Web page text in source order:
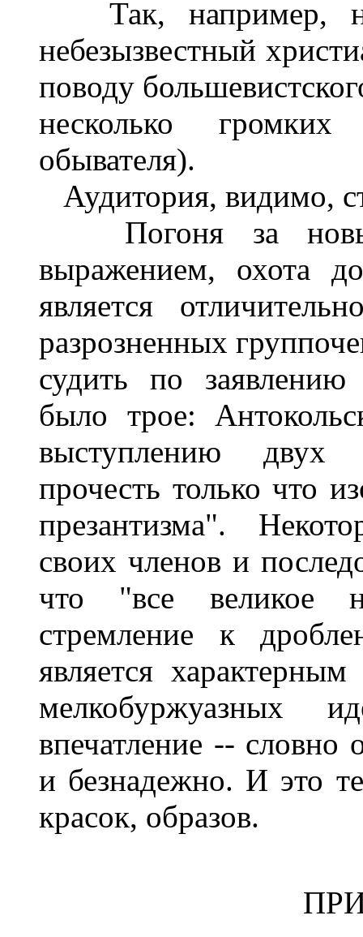
Так, например,
небезызвестный
поводу
несколько громких
обывателя).
Аудитория, видимо,
Погоня за
выражением, охота
является
разрозненных
судить по
было трое:
выступлению двух
прочесть только что
презантизма".
своих членов и
что "все великое
стремление к
является
мелкобуржуазных
впечатление -- словно
и безнадежно. И это
красок, образов.